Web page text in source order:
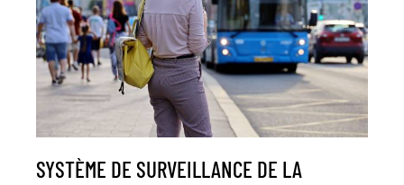
SYSTÈME DE SURVEILLANCE DE LA